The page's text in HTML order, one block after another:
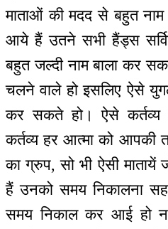
माताओं की मदद से बहुत
आये हैं उतने सभी हैंड्स
बहुत जल्दी नाम बाला कर
चलने वाले हो इसलिए ऐसे
कर सकते हो। ऐसे
कर्तव्य हर आत्मा को
का ग्रुप, सो भी ऐसी
हैं उनको समय निकालना
समय निकाल कर आई हो